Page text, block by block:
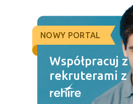
NOWY PORTAL
Współpracuj z
rekruterami z